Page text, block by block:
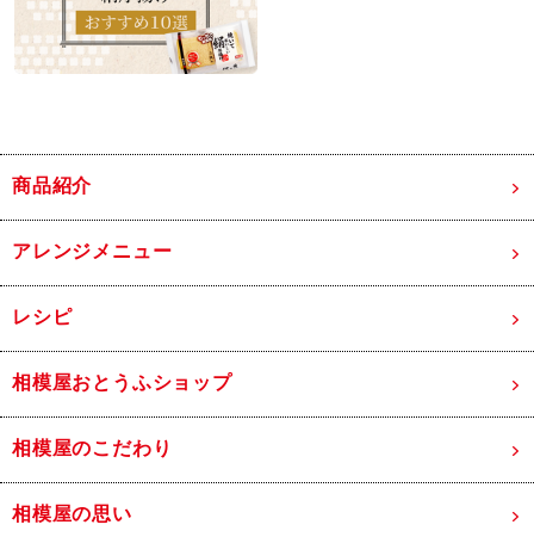
商品紹介
アレンジメニュー
レシピ
相模屋おとうふショップ
相模屋のこだわり
相模屋の思い